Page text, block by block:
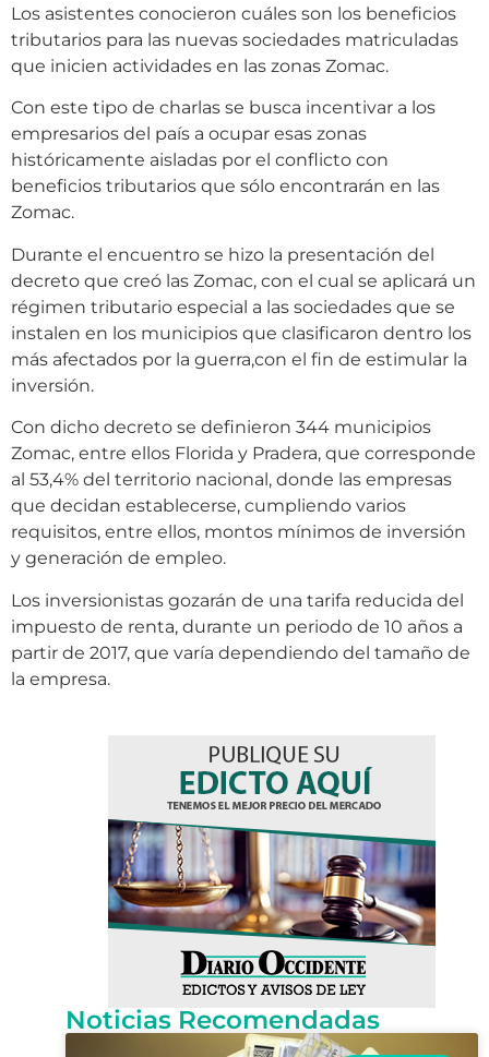
Los asistentes conocieron cuáles son los beneficios
tributarios para las nuevas sociedades matriculadas
que inicien actividades en las zonas Zomac.
Con este tipo de charlas se busca incentivar a los
empresarios del país a ocupar esas zonas
históricamente aisladas por el conflicto con
beneficios tributarios que sólo encontrarán en las
Zomac.
Durante el encuentro se hizo la presentación del
decreto que creó las Zomac, con el cual se aplicará un
régimen tributario especial a las sociedades que se
instalen en los municipios que clasificaron dentro los
más afectados por la guerra,con el fin de estimular la
inversión.
Con dicho decreto se definieron 344 municipios
Zomac, entre ellos Florida y Pradera, que corresponde
al 53,4% del territorio nacional, donde las empresas
que decidan establecerse, cumpliendo varios
requisitos, entre ellos, montos mínimos de inversión
y generación de empleo.
Los inversionistas gozarán de una tarifa reducida del
impuesto de renta, durante un periodo de 10 años a
partir de 2017, que varía dependiendo del tamaño de
la empresa.
Noticias Recomendadas